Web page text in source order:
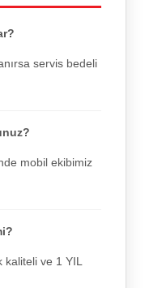
servis bedeli
mobil ekibimiz
kaliteli ve 1 YIL